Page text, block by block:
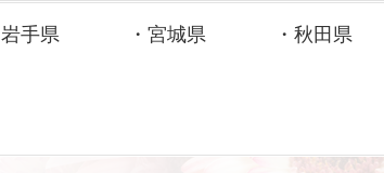
岩手県 ・ 宮城県 ・ 秋田県